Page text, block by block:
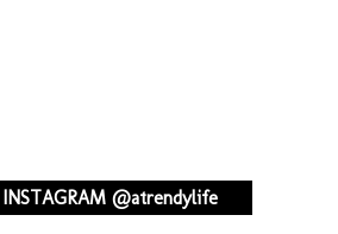
INSTAGRAM @atrendylife